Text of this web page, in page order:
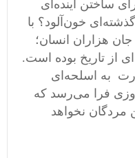
ساختن آینده‌ای
خون‌آلود؟ با
هزاران انسان؛
از تاریخ بوده است.
به اسلحه‌ای
فرا می‌رسد که
مردگان نخواهد